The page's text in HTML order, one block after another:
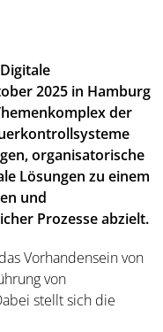
2025 in Hamburg
der
organisatorische
Lösungen zu einem
und
Prozesse abzielt.
Vorhandensein von
von
stellt sich die